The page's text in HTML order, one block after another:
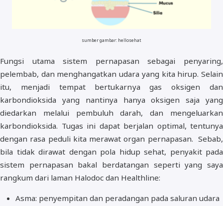
sumber gambar: hellosehat
Fungsi utama sistem pernapasan sebagai penyaring,
pelembab, dan menghangatkan udara yang kita hirup. Selain
itu, menjadi tempat bertukarnya gas oksigen dan
karbondioksida yang nantinya hanya oksigen saja yang
diedarkan melalui pembuluh darah, dan mengeluarkan
karbondioksida. Tugas ini dapat berjalan optimal, tentunya
dengan rasa peduli kita merawat organ pernapasan. Sebab,
bila tidak dirawat dengan pola hidup sehat, penyakit pada
sistem pernapasan bakal berdatangan seperti yang saya
rangkum dari laman Halodoc dan Healthline:
Asma: penyempitan dan peradangan pada saluran udara